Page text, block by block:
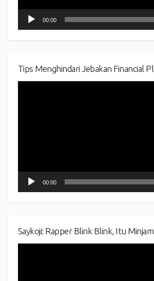
00:00
Tips Menghindari Jebakan Financial
00:00
Saykoji: Rapper Blink Blink, Itu